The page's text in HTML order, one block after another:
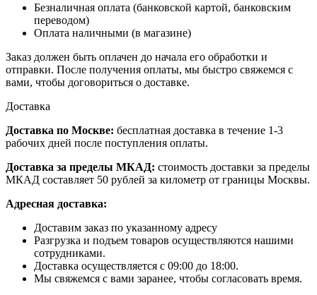
Безналичная оплата (банковской картой, банковским
переводом)
Оплата наличными (в магазине)
Заказ должен быть оплачен до начала его обработки и
отправки. После получения оплаты, мы быстро свяжемся с
вами, чтобы договориться о доставке.
Доставка
Доставка по Москве: бесплатная доставка в течение 1-3
рабочих дней после поступления оплаты.
Доставка за пределы МКАД: стоимость доставки за пределы
МКАД составляет 50 рублей за километр от границы Москвы.
Адресная доставка:
Доставим заказ по указанному адресу
Разгрузка и подъем товаров осуществляются нашими
сотрудниками.
Доставка осуществляется с 09:00 до 18:00.
Мы свяжемся с вами заранее, чтобы согласовать время.